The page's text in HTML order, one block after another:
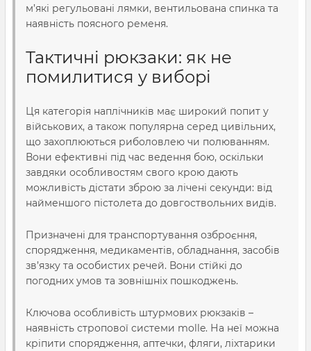
м’які регульовані лямки, вентильована спинка та
наявність поясного ременя.
Тактичні рюкзаки: як не
помилитися у виборі
Ця категорія наплічників має широкий попит у
військових, а також популярна серед цивільних,
що захоплюються риболовлею чи полюванням.
Вони ефективні під час ведення бою, оскільки
завдяки особливостям свого крою дають
можливість дістати зброю за лічені секунди: від
найменшого пістолета до довгоствольних видів.
Призначені для транспортування озброєння,
спорядження, медикаментів, обладнання, засобів
зв’язку та особистих речей. Вони стійкі до
погодних умов та зовнішніх пошкоджень.
Ключова особливість штурмових рюкзаків –
наявність стропової системи molle. На неї можна
кріпити спорядження, аптечки, фляги, ліхтарики